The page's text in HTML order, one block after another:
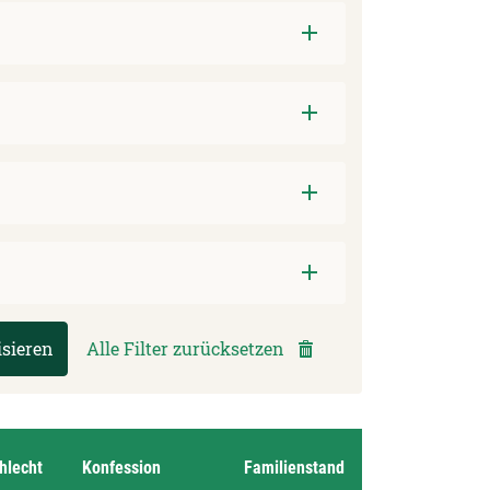
Alle Filter zurücksetzen
Konfession Familienstand